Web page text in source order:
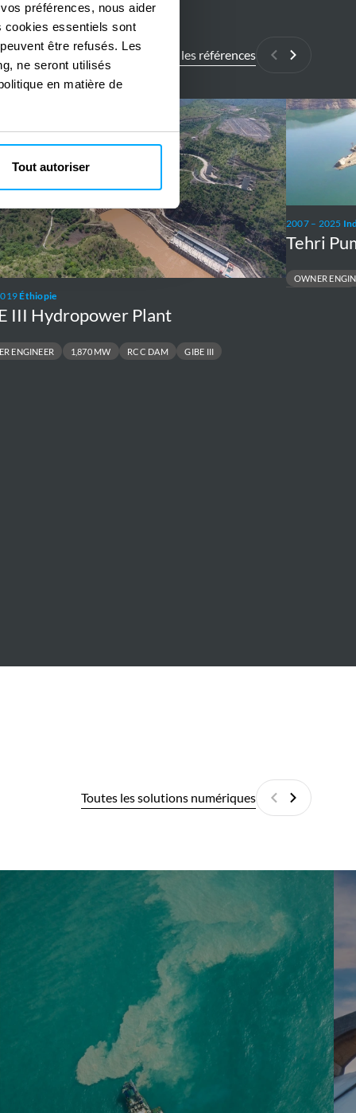
préférences, nous aider
cookies essentiels sont
être refusés. Les
ne seront utilisés
en matière de
Tout autoriser
Toutes les références
Précédant
Suivant
Éthiopie
III Hydropower Plant
ENGINEER 1,870 MW RCC DAM GIBE III
2007 – 2025
Tehri
OWNER
Tehri
Pumped
Storage
Project
Toutes les solutions numériques
Précédant
Suivant
EcoPAM